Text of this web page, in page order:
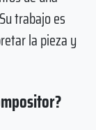
trabajo es
la pieza y